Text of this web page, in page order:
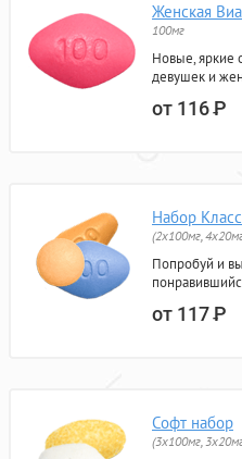
Женская
100мг
Новые, яркие
девушек и
от 116Р
Набор
(2x100мг,
Попробуй и
от 117Р
Софт набор
(3x100мг,